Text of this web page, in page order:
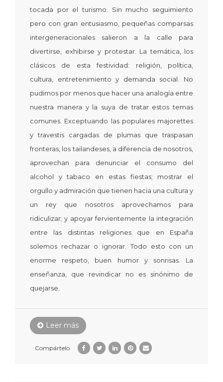
tocada por el turismo. Sin mucho seguimiento
pero con gran entusiasmo, pequeñas comparsas
intergeneracionales salieron a la calle para
divertirse, exhibirse y protestar. La temática, los
clásicos de esta festividad: religión, política,
cultura, entretenimiento y demanda social. No
pudimos por menos que hacer una analogía entre
nuestra manera y la suya de tratar estos temas
comunes. Exceptuando las populares majorettes
y travestis cargadas de plumas que traspasan
fronteras, los tailandeses, a diferencia de nosotros,
aprovechan para denunciar el consumo del
alcohol y tabaco en estas fiestas; mostrar el
orgullo y admiración que tienen hacia una cultura y
un rey que nosotros aprovechamos para
ridiculizar; y apoyar fervientemente la integración
entre las distintas religiones que en España
solemos rechazar o ignorar. Todo esto con un
enorme respeto, buen humor y sonrisas. La
enseñanza, que revindicar no es sinónimo de
quejarse.
Leer más
Compártelo